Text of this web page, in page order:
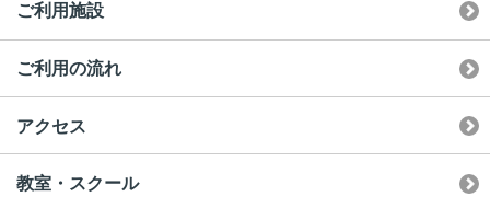
ご利用施設
ご利用の流れ
アクセス
教室・スクール